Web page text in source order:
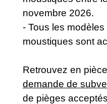
novembre 2026.
- Tous les
moustiques sont
Retrouvez en
demande de
de pièges